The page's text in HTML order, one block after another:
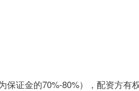
证金的70%-80%），配资方有